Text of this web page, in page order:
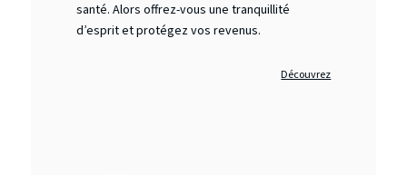
santé. Alors offrez-vous une tranquillité
d’esprit et protégez vos revenus.
Découvrez